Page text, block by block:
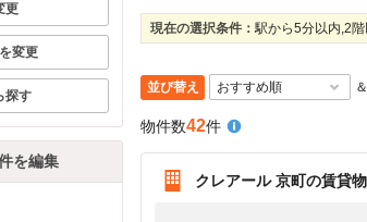
更
変更
探す
を編集
現在の選択条件：駅から5分以内,2
並び替え ＆
物件数42件
クレアール 京町の賃貸